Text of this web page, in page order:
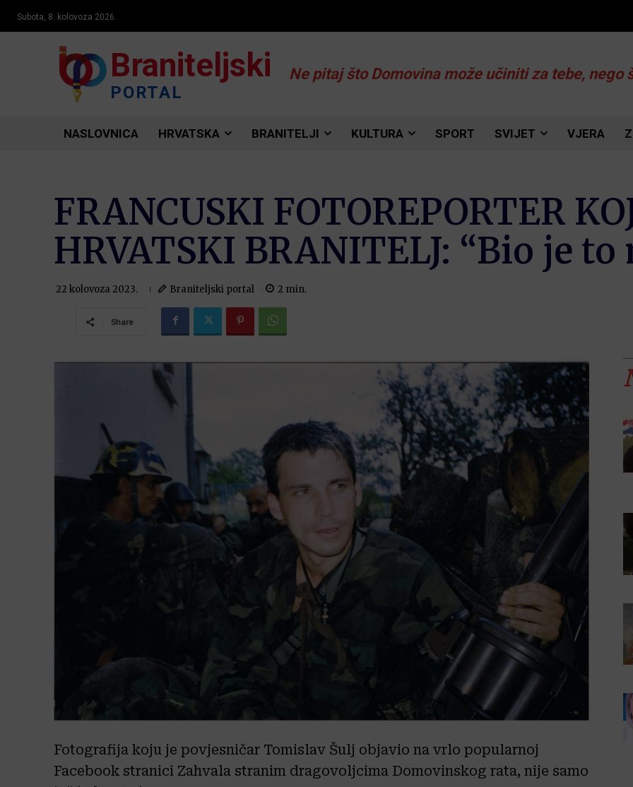
Subota, 8. kolovoza 2026.
Braniteljski
PORTAL
Ne pitaj što Domovina može učiniti za tebe, nego
NASLOVNICA HRVATSKA BRANITELJI KULTURA SPORT SVIJET VJERA
FRANCUSKI FOTOREPORTER
HRVATSKI BRANITELJ: “Bio je
22 kolovoza 2023. Braniteljski portal 2 min.
Share
Fotografija koju je povjesničar Tomislav Šulj objavio na vrlo popularnoj
Facebook stranici Zahvala stranim dragovoljcima Domovinskog rata, nije samo